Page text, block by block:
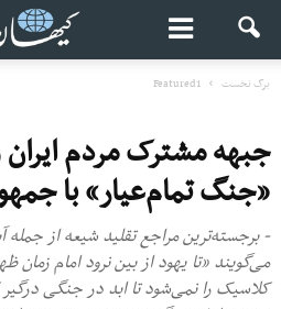
برگ نخست Featured1
جبهه مشترک مردم ایران
«جنگ تمام‌عیار» با
- برجسته‌ترین مراجع تقلید شیعه از
می‌گویند «تا یهود از بین نرود امام
کلاسیک را نمی‌شود تا ابد در جنگی